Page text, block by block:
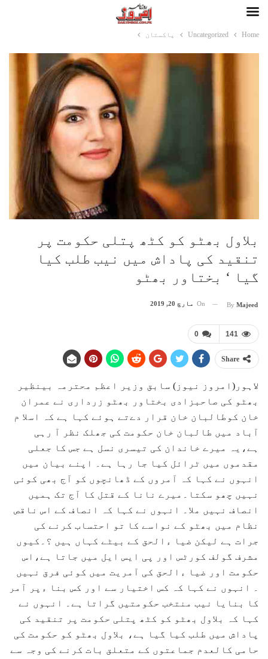
Home
Uncategorized پاکستان
بلاول بھٹو کو کٹھ پتلی حکومت پر
تنقید کی پاداش میں نیب طلب کیا
گیا ‘ بختاور بھٹو
By Majeed
On مارچ 20, 2019
0 141
Share
لاہور(امروز نیوز) سابق وزیر اعظم محترمہ بینظیر
بھٹو کی صاحبزادی بختاور بھٹو زرداری نے عمران
خان کوطالبان خان قرار دےتے ہوئے کہا ہے کہ اسلا م
آباد میں طالبان خان حکومت کی جھلک نظر آ رہی
ہے،یہ میرے خاندان کی تیسری نسل ہے جس کا جعلی
مقدموں میں ٹرائل کیا جا رہا ہے۔ اپنے بیان میں
انہوں نے کہا کہ آمروں کے ڈھانچوں کو آج بھی کوئی
نہیں چھو سکتا۔میرے نانا کے قتل کا آج تک ہمیں
انصاف نہیں ملا۔ انہوں نے کہا کہ انصاف کے اس ناقص
نظام میں بھٹو کے نواسے کا تو احتساب کرنے کی
جرات ہے لیکن ضیا ءالحق کے بیٹے کہاں ہیں ؟۔کیوں
مشرف گولف کورٹس اور پی ایس ایل میں جاتا ہے،اس
حکومت اور ضیا ءالحق کی آمریت میں کوئی فرق نہیں
۔ انہوں نے کہا کہ کس اختیار سے اور کس بنا ءپر آمر
کا بنایا نیب منتخب حکومتیں گراتا ہے۔ انہوں نے
کہا کہ بلاول بھٹو کو کٹھ پتلی حکومت پر تنقید کی
پاداش میں طلب کیا گیا ہے، بلاول بھٹو کو حکومت کی
حامی کالعدم جماعتوں کے متعلق بات کرنے کی وجہ سے